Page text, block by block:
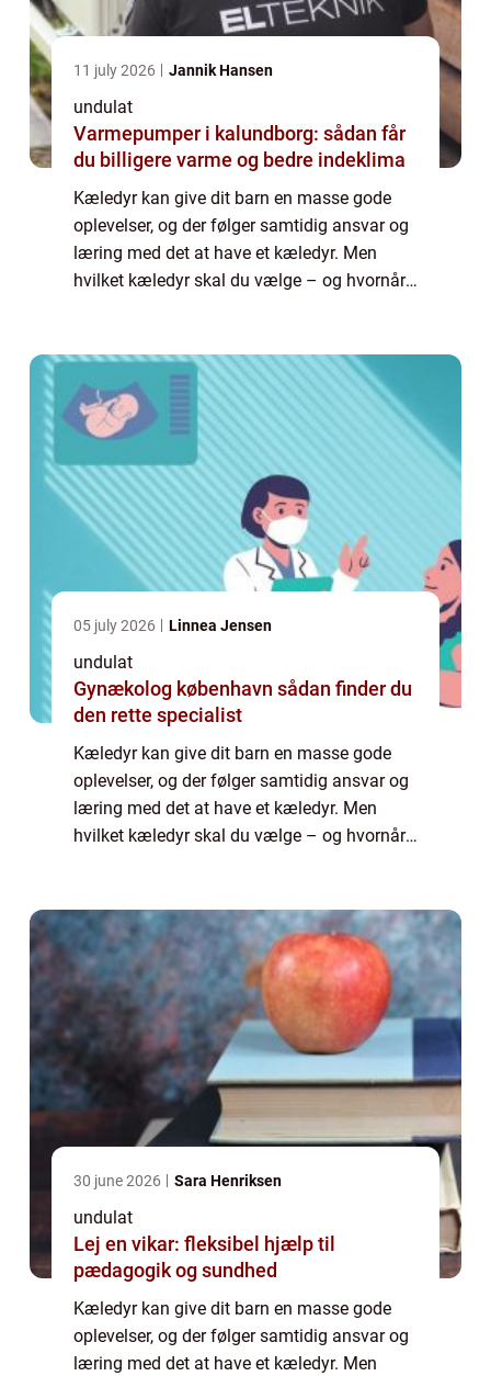
11 july 2026 Jannik Hansen
undulat
Varmepumper i kalundborg: sådan får
du billigere varme og bedre indeklima
Kæledyr kan give dit barn en masse gode
oplevelser, og der følger samtidig ansvar og
læring med det at have et kæledyr. Men
hvilket kæledyr skal du vælge – og hvornår
05 july 2026 Linnea Jensen
undulat
Gynækolog københavn sådan finder du
den rette specialist
Kæledyr kan give dit barn en masse gode
oplevelser, og der følger samtidig ansvar og
læring med det at have et kæledyr. Men
hvilket kæledyr skal du vælge – og hvornår
30 june 2026 Sara Henriksen
undulat
Lej en vikar: fleksibel hjælp til
pædagogik og sundhed
Kæledyr kan give dit barn en masse gode
oplevelser, og der følger samtidig ansvar og
læring med det at have et kæledyr. Men